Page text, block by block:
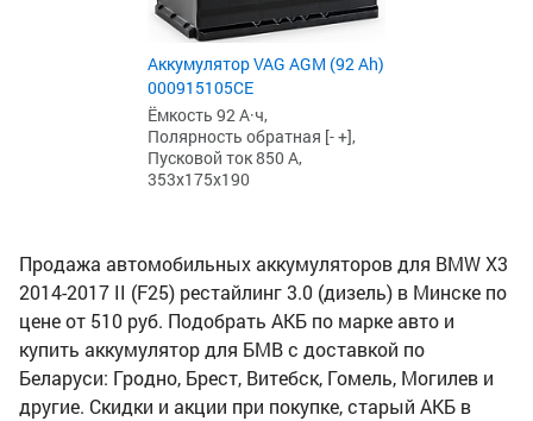
Аккумулятор VAG AGM (92 Ah)
000915105CE
Ёмкость 92 А·ч,
Полярность обратная [- +],
Пусковой ток 850 А,
353x175x190
Продажа автомобильных аккумуляторов для BMW X3
2014-2017 II (F25) рестайлинг 3.0 (дизель) в Минске по
цене от 510 руб. Подобрать АКБ по марке авто и
купить аккумулятор для БМВ с доставкой по
Беларуси: Гродно, Брест, Витебск, Гомель, Могилев и
другие. Скидки и акции при покупке, старый АКБ в